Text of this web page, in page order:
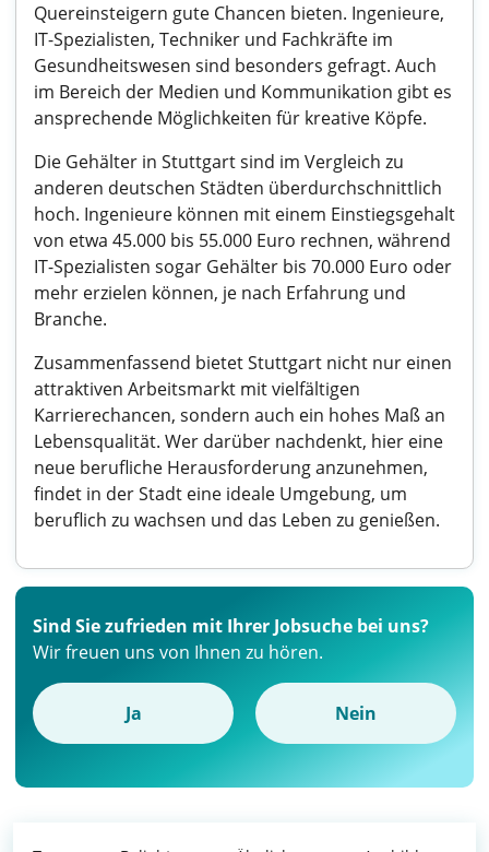
Quereinsteigern gute Chancen bieten. Ingenieure,
IT-Spezialisten, Techniker und Fachkräfte im
Gesundheitswesen sind besonders gefragt. Auch
im Bereich der Medien und Kommunikation gibt es
ansprechende Möglichkeiten für kreative Köpfe.
Die Gehälter in Stuttgart sind im Vergleich zu
anderen deutschen Städten überdurchschnittlich
hoch. Ingenieure können mit einem Einstiegsgehalt
von etwa 45.000 bis 55.000 Euro rechnen, während
IT-Spezialisten sogar Gehälter bis 70.000 Euro oder
mehr erzielen können, je nach Erfahrung und
Branche.
Zusammenfassend bietet Stuttgart nicht nur einen
attraktiven Arbeitsmarkt mit vielfältigen
Karrierechancen, sondern auch ein hohes Maß an
Lebensqualität. Wer darüber nachdenkt, hier eine
neue berufliche Herausforderung anzunehmen,
findet in der Stadt eine ideale Umgebung, um
beruflich zu wachsen und das Leben zu genießen.
Sind Sie zufrieden mit Ihrer Jobsuche bei uns?
Wir freuen uns von Ihnen zu hören.
Ja Nein